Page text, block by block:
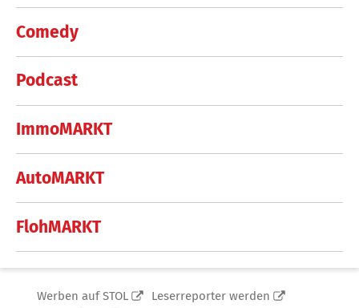
Comedy
Podcast
ImmoMARKT
AutoMARKT
FlohMARKT
Werben auf STOL
Leserreporter werden